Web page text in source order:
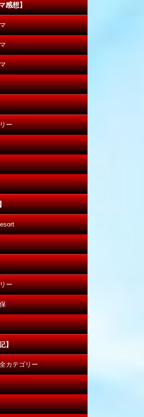
感想】
ー
ー
】
カテゴリー